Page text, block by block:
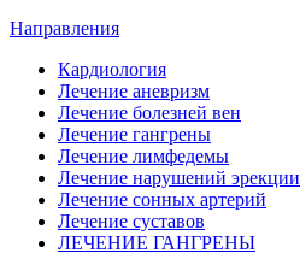
Направления
Кардиология
Лечение аневризм
Лечение болезней вен
Лечение гангрены
Лечение лимфедемы
Лечение нарушений эрекции
Лечение сонных артерий
Лечение суставов
ЛЕЧЕНИЕ ГАНГРЕНЫ